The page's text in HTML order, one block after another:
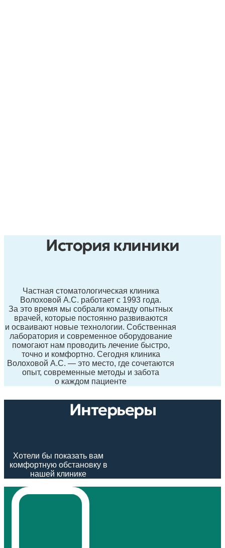
История клиники
Частная стоматологическая клиника
Волоховой А.С. работает с 1993 года.
За это время мы собрали команду опытных
врачей, которые постоянно развиваются
и осваивают новые технологии. Собственная
лаборатория и современное оборудование
помогают нам проводить лечение быстро,
точно и комфортно. Сегодня клиника
Волоховой А.С. — это место, где сочетаются
опыт, современные методы и забота
о каждом пациенте
Интерьеры
Хотели бы показать вам
комфортную обстановку в
нашей клинике